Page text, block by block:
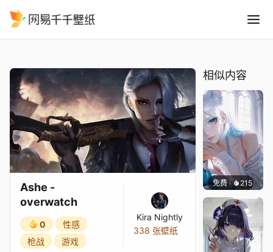
Ashe -
overwatch
0
性感
枪战
游戏
Kira Nightly
338 张壁纸
相似内容
免费 215渔小小